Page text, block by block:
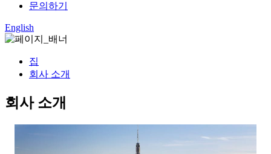
문의하기
English
집
회사 소개
회사 소개